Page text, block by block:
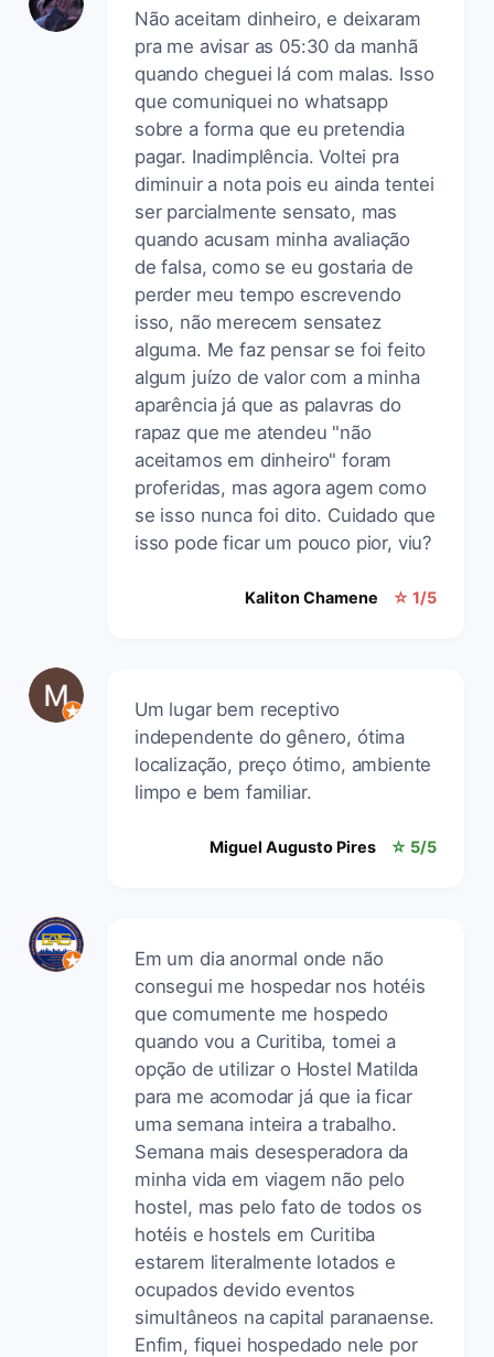
Não aceitam dinheiro, e deixaram
pra me avisar as 05:30 da manhã
quando cheguei lá com malas. Isso
que comuniquei no whatsapp
sobre a forma que eu pretendia
pagar. Inadimplência. Voltei pra
diminuir a nota pois eu ainda tentei
ser parcialmente sensato, mas
quando acusam minha avaliação
de falsa, como se eu gostaria de
perder meu tempo escrevendo
isso, não merecem sensatez
alguma. Me faz pensar se foi feito
algum juízo de valor com a minha
aparência já que as palavras do
rapaz que me atendeu "não
aceitamos em dinheiro" foram
proferidas, mas agora agem como
se isso nunca foi dito. Cuidado que
isso pode ficar um pouco pior, viu?
Kaliton Chamene ☆ 1/5
Um lugar bem receptivo
independente do gênero, ótima
localização, preço ótimo, ambiente
limpo e bem familiar.
Miguel Augusto Pires ☆ 5/5
Em um dia anormal onde não
consegui me hospedar nos hotéis
que comumente me hospedo
quando vou a Curitiba, tomei a
opção de utilizar o Hostel Matilda
para me acomodar já que ia ficar
uma semana inteira a trabalho.
Semana mais desesperadora da
minha vida em viagem não pelo
hostel, mas pelo fato de todos os
hotéis e hostels em Curitiba
estarem literalmente lotados e
ocupados devido eventos
simultâneos na capital paranaense.
Enfim, fiquei hospedado nele por